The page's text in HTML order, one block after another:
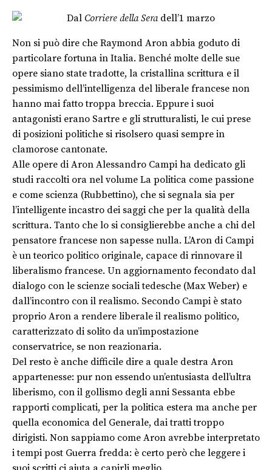
Dal Corriere della Seradell’1 marzo
Non si può dire che Raymond Aron abbia goduto di
particolare fortuna in Italia. Benché molte delle sue
opere siano state tradotte, la cristallina scrittura e il
pessimismo dell’intelligenza del liberale francese non
hanno mai fatto troppa breccia. Eppure i suoi
antagonisti erano Sartre e gli strutturalisti, le cui prese
di posizioni politiche si risolsero quasi sempre in
clamorose cantonate.
Alle opere di Aron Alessandro Campi ha dedicato gli
studi raccolti ora nel volume La politica come passione
e come scienza (Rubbettino), che si segnala sia per
l’intelligente incastro dei saggi che per la qualità della
scrittura. Tanto che lo si consiglierebbe anche a chi del
pensatore francese non sapesse nulla. L’Aron di Campi
è un teorico politico originale, capace di rinnovare il
liberalismo francese. Un aggiornamento fecondato dal
dialogo con le scienze sociali tedesche (Max Weber) e
dall’incontro con il realismo. Secondo Campi è stato
proprio Aron a rendere liberale il realismo politico,
caratterizzato di solito da un’impostazione
conservatrice, se non reazionaria.
Del resto è anche difficile dire a quale destra Aron
appartenesse: pur non essendo un’entusiasta dell’ultra
liberismo, con il gollismo degli anni Sessanta ebbe
rapporti complicati, per la politica estera ma anche per
quella economica del Generale, dai tratti troppo
dirigisti. Non sappiamo come Aron avrebbe interpretato
i tempi post Guerra fredda: è certo però che leggere i